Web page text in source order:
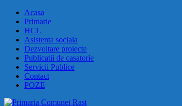
Skip
content
Acasa
Primarie
HCL
Asistenta sociala
Dezvoltare proiecte
Publicatii de casatorie
Servicii Publice
Contact
POZE